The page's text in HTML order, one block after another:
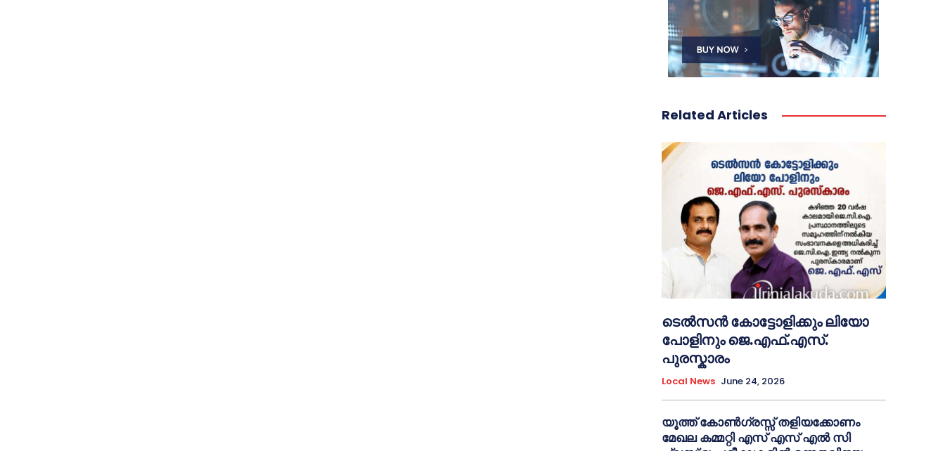
Related Articles
ടെൽസൻ കോട്ടോളിക്കും ലിയോ
പോളിനും ജെ.എഫ്.എസ്.
പുരസ്കാരം
Local News June 24, 2026
യൂത്ത് കോൺഗ്രസ്സ് തളിയക്കോണം
മേഖല കമ്മറ്റി എസ് എസ് എൽ സി